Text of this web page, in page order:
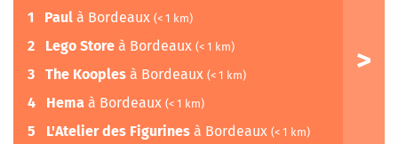
1 Paul à Bordeaux (< 1 km)
2 Lego Store à Bordeaux (< 1 km)
3 The Kooples à Bordeaux (< 1 km)
4 Hema à Bordeaux (< 1 km)
5 L'Atelier des Figurines à Bordeaux (< 1 km)